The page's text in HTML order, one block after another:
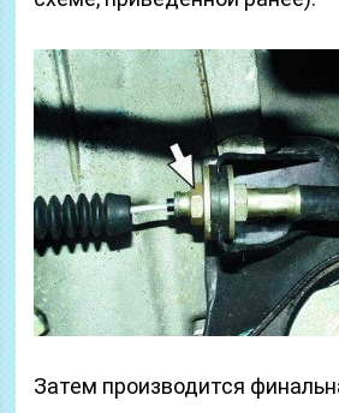
Затем производится